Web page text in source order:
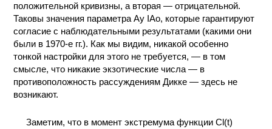
положительной кривизны, а вторая — отрицательной.
Таковы значения параметра Ay IAo, которые гарантируют
согласие с наблюдательными результатами (какими они
были в 1970-е гг.). Как мы видим, никакой особенно
тонкой настройки для этого не требуется, — в том
смысле, что никакие экзотические числа — в
противоположность рассуждениям Дикке — здесь не
возникают.
Заметим, что в момент экстремума функции Cl(t)